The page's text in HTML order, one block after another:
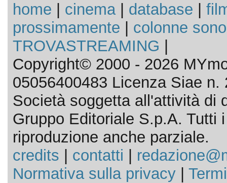
home cinema| database
prossimamente
colonne
TROVASTREAMING
Copyright© 2000 - 2026
05056400483 Licenza Siae n.
Società soggetta all'attività di
Gruppo Editoriale S.p.A. Tutti
riproduzione anche parziale.
credits
contatti
Normativa sulla privacy|